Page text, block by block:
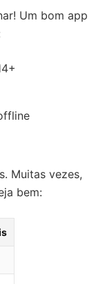
Um bom app
Muitas vezes,
bem: